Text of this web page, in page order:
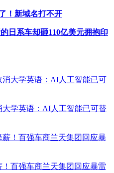
！新域名打不开
日系车却砸110亿美元拥抱印
学英语：AI人工智能已可替
百强车商兰天集团回应暴雷